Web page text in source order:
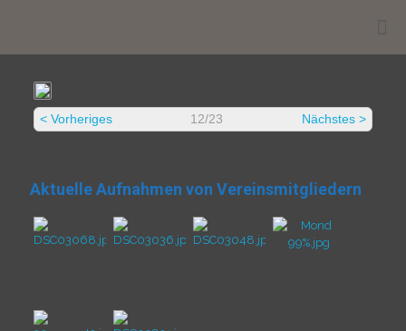
< Vorheriges 12/23 Nächstes >
Aktuelle Aufnahmen von Vereinsmitgliedern